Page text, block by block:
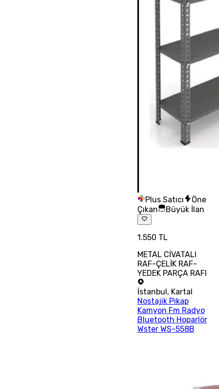
Plus Satıcı
Öne
Çıkan
Büyük İlan
1.550 TL
METAL CİVATALI
RAF-ÇELİK RAF-
YEDEK PARÇA RAFI
İstanbul , Kartal
Nostajik Pikap
Kamyon Fm Radyo
Bluetooth Hoparlör
Wster WS-558B